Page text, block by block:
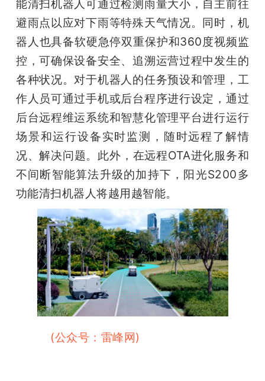
能清扫机器人可通过检测雨量大小，自主前往
避雨点以应对下雨等特殊天气情况。同时，机
器人也具备软硬急停双重保护和360度视频监
控，可确保设备安全、追溯运营过程中发生的
各种状况。对于机器人的任务预设和管理，工
作人员可通过手机或后台程序进行设定，通过
后台远程维运系统和智慧化管理平台进行运行
场景和运行设备实时监测，随时远程了解情
况、解决问题。此外，在远程OTA进化服务和
不间断智能算法升级的加持下，阳光S200多
功能清扫机器人将越用越智能。
(公众号：雷峰网)